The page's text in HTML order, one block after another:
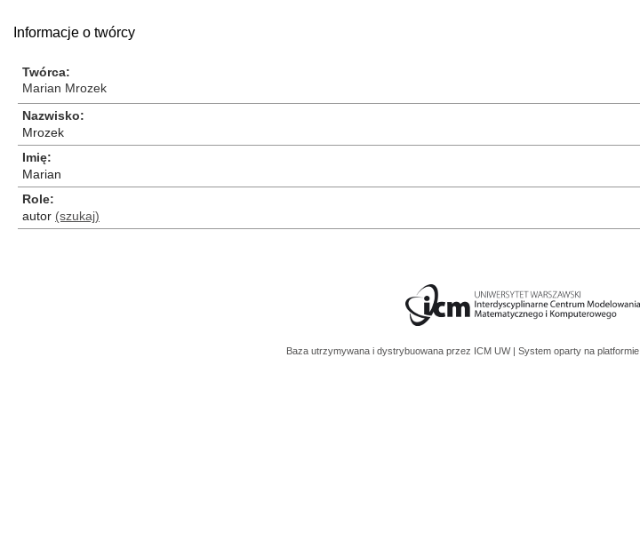
Informacje o twórcy
Twórca
Marian Mrozek
Nazwisko
Mrozek
Imię
Marian
Role
autor (szukaj)
Baza utrzymywana i dystrybuowana przez ICM UW | System oparty na platformie